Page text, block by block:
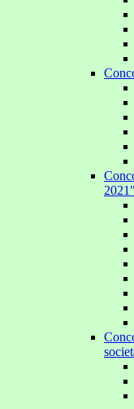
2021"